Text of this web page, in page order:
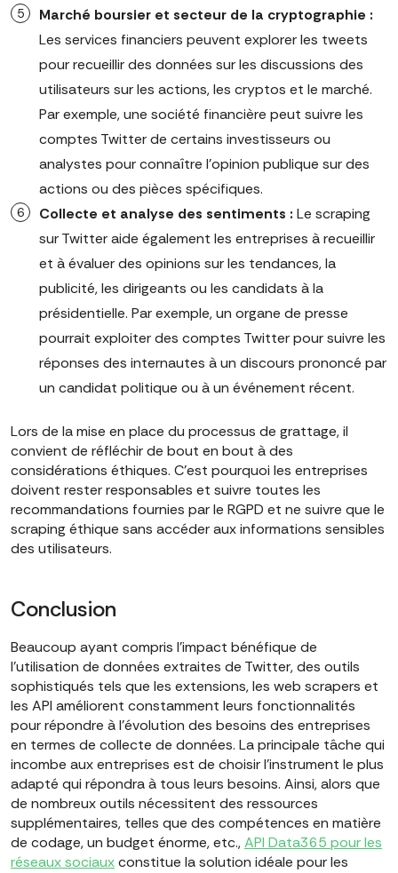
Marché boursier et secteur de la cryptographie :
Les services financiers peuvent explorer les tweets
pour recueillir des données sur les discussions des
utilisateurs sur les actions, les cryptos et le marché.
Par exemple, une société financière peut suivre les
comptes Twitter de certains investisseurs ou
analystes pour connaître l'opinion publique sur des
actions ou des pièces spécifiques.
Collecte et analyse des sentiments : Le scraping
sur Twitter aide également les entreprises à recueillir
et à évaluer des opinions sur les tendances, la
publicité, les dirigeants ou les candidats à la
présidentielle. Par exemple, un organe de presse
pourrait exploiter des comptes Twitter pour suivre les
réponses des internautes à un discours prononcé par
un candidat politique ou à un événement récent.
Lors de la mise en place du processus de grattage, il
convient de réfléchir de bout en bout à des
considérations éthiques. C'est pourquoi les entreprises
doivent rester responsables et suivre toutes les
recommandations fournies par le RGPD et ne suivre que le
scraping éthique sans accéder aux informations sensibles
des utilisateurs.
Conclusion
Beaucoup ayant compris l'impact bénéfique de
l'utilisation de données extraites de Twitter, des outils
sophistiqués tels que les extensions, les web scrapers et
les API améliorent constamment leurs fonctionnalités
pour répondre à l'évolution des besoins des entreprises
en termes de collecte de données. La principale tâche qui
incombe aux entreprises est de choisir l'instrument le plus
adapté qui répondra à tous leurs besoins. Ainsi, alors que
de nombreux outils nécessitent des ressources
supplémentaires, telles que des compétences en matière
de codage, un budget énorme, etc.,API Data365 pour les
réseaux sociauxconstitue la solution idéale pour les